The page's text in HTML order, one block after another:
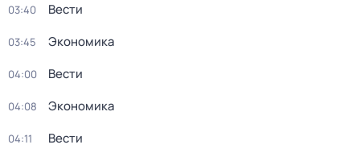
03:40 Вести
03:45 Экономика
04:00 Вести
04:08 Экономика
04:11 Вести